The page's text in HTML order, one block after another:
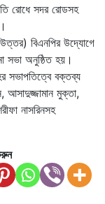
রোধে সদর রোডসহ
(উত্তর) বিএনপির উদ্যোগে
সভা অনুষ্ঠিত হয়।
সভাপতিত্বে বক্তব্য
আসাদুজ্জামান মুক্তা,
নাসরিনসহ